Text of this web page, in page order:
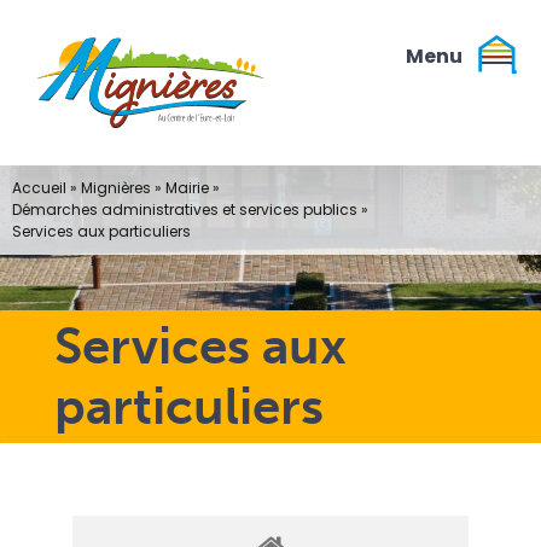
contenu
Services aux
particuliers
Accueil » Mignières » Mairie»
Démarches administratives et services publics »
Services aux particuliers